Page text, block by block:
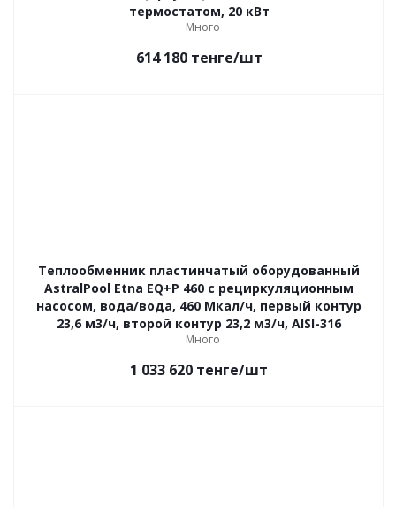
термостатом, 20 кВт
Много
614 180тенге/шт
Теплообменник пластинчатый оборудованный
AstralPool Etna EQ+P 460 с рециркуляционным
насосом, вода/вода, 460 Мкал/ч, первый контур
23,6 м3/ч, второй контур 23,2 м3/ч, AISI-316
Много
1 033 620 тенге/шт